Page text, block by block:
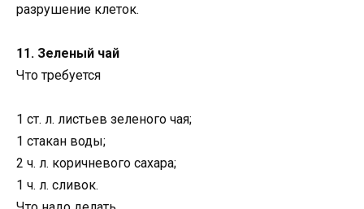
разрушение клеток.
11. Зеленый чай
Что требуется
1 ст. л. листьев зеленого чая;
1 стакан воды;
2 ч. л. коричневого сахара;
1 ч. л. сливок.